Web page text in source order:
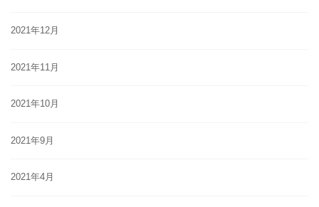
2021年12月
2021年11月
2021年10月
2021年9月
2021年4月